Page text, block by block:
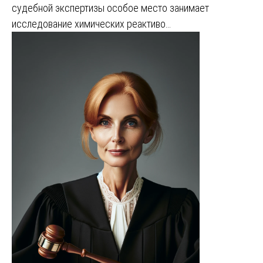
судебной экспертизы особое место занимает
исследование химических реактиво…